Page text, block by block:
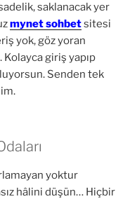
saklanacak yer
mynet sohbetsitesi
yok, göz yoran
giriş yapıp
Senden tek
yoktur
hâlini düşün… Hiçbir